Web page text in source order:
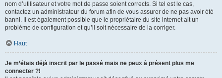
nom d’utilisateur et votre mot de passe soient corrects. Si tel est le cas,
contactez un administrateur du forum afin de vous assurer de ne pas avoir été
banni. Il est également possible que le propriétaire du site internet ait un
problème de configuration et qu’il soit nécessaire de la corriger.
Haut
Je m’étais déjà inscrit par le passé mais ne peux à présent plus me
connecter ?!